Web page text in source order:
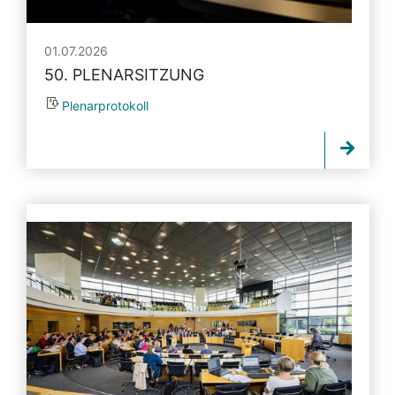
01.07.2026
50. PLENARSITZUNG
Plenarprotokoll